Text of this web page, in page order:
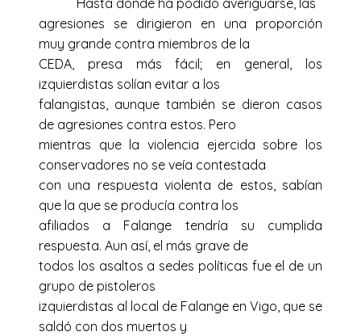
Hasta donde ha podido averiguarse, las
agresiones se dirigieron en una proporción
muy grande contra miembros de la
CEDA, presa más fácil; en general, los
izquierdistas solían evitar a los
falangistas, aunque también se dieron casos
de agresiones contra estos. Pero
mientras que la violencia ejercida sobre los
conservadores no se veía contestada
con una respuesta violenta de estos, sabían
que la que se producía contra los
afiliados a Falange tendría su cumplida
respuesta. Aun así, el más grave de
todos los asaltos a sedes políticas fue el de un
grupo de pistoleros
izquierdistas al local de Falange en Vigo, que se
saldó con dos muertos y